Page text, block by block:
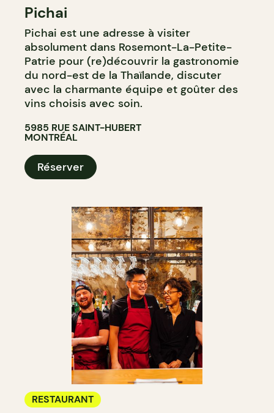
Pichai
Pichai est une adresse à visiter
absolument dans Rosemont-La-Petite-
Patrie pour (re)découvrir la gastronomie
du nord-est de la Thaïlande, discuter
avec la charmante équipe et goûter des
vins choisis avec soin.
5985 RUE SAINT-HUBERT
MONTRÉAL
Réserver
RESTAURANT